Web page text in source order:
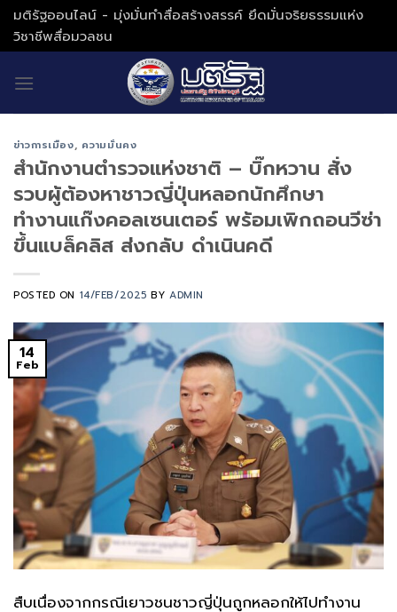
Skip
to
content
มติรัฐออนไลน์ - มุ่งมั่นทำสื่อสร้างสรรค์ ยึดมั่นจริยธรรมแห่ง
วิชาชีพสื่อมวลชน
ข่าวการเมือง, ความมั่นคง
สำนักงานตำรวจแห่งชาติ – บิ๊กหวาน สั่ง
รวบผู้ต้องหาชาวญี่ปุ่นหลอกนักศึกษา
ทำงานแก๊งคอลเซนเตอร์ พร้อมเพิกถอนวีซ่า
ขึ้นแบล็คลิส ส่งกลับ ดำเนินคดี
POSTED ON 14/FEB/2025 BYADMIN
14
Feb
สืบเนื่องจากกรณีเยาวชนชาวญี่ปุ่นถูกหลอกให้ไปทำงาน